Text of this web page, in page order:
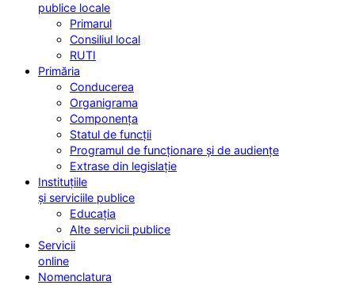
publice locale
Primarul
Consiliul local
RUTI
Primăria
Conducerea
Organigrama
Componența
Statul de funcții
Programul de funcționare și de audiențe
Extrase din legislație
Instituțiile
și serviciile publice
Educația
Alte servicii publice
Servicii
online
Nomenclatura